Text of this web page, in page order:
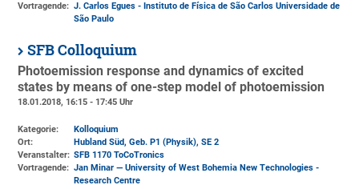
Vortragende: J. Carlos Egues - Instituto de Física de São Carlos Universidade de
São Paulo
SFB Colloquium
Photoemission response and dynamics of excited
states by means of one-step model of photoemission
18.01.2018, 16:15 - 17:45 Uhr
Kategorie:
Kolloquium
Ort:
Hubland Süd, Geb. P1 (Physik), SE 2
Veranstalter: SFB 1170 ToCoTronics
Vortragende: Jan Minar — University of West Bohemia New Technologies -
Research Centre